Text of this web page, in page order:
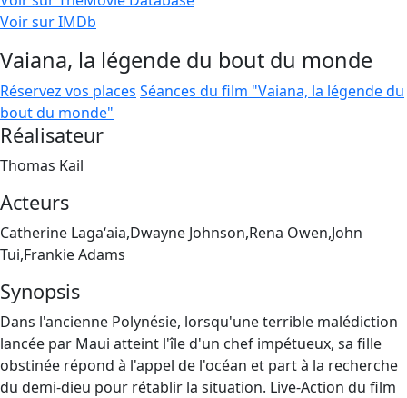
Voir sur IMDb
Vaiana, la légende du bout du monde
Réservez vos places Séances du film "Vaiana, la légende du
bout du monde"
Réalisateur
Thomas Kail
Acteurs
Catherine Lagaʻaia,Dwayne Johnson,Rena Owen,John
Tui,Frankie Adams
Synopsis
Dans l'ancienne Polynésie, lorsqu'une terrible malédiction
lancée par Maui atteint l'île d'un chef impétueux, sa fille
obstinée répond à l'appel de l'océan et part à la recherche
du demi-dieu pour rétablir la situation. Live-Action du film